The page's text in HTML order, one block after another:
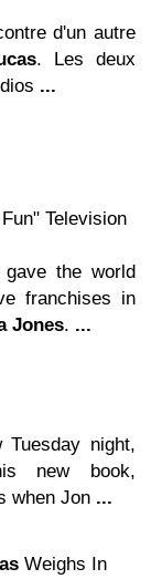
d'un autre
. Les deux
...
Television
gave the world
franchises in
Jones. ...
night,
new book,
when Jon ...
Weighs In